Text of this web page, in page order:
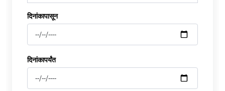
दिनांकापासून
दिनांकापर्यंत